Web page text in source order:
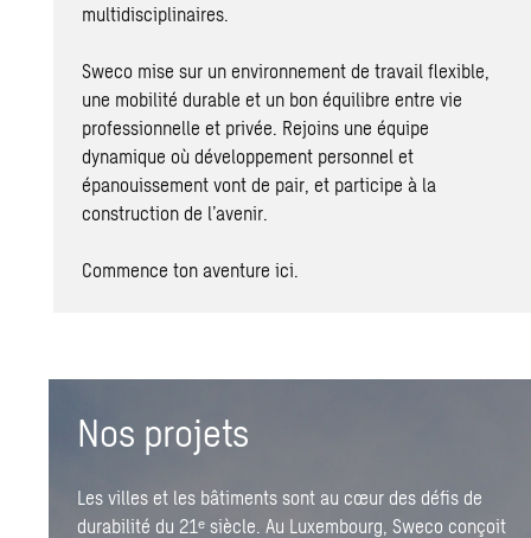
multidisciplinaires.
Sweco mise sur un environnement de travail flexible,
une mobilité durable et un bon équilibre entre vie
professionnelle et privée. Rejoins une équipe
dynamique où développement personnel et
épanouissement vont de pair, et participe à la
construction de l’avenir.
Commence ton aventure ici.
Nos projets
Les villes et les bâtiments sont au cœur des défis de
durabilité du 21ᵉ siècle. Au Luxembourg, Sweco conçoit